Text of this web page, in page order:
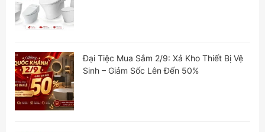
Đại Tiệc Mua Sắm 2/9: Xả Kho Thiết Bị Vệ
Sinh – Giảm Sốc Lên Đến 50%